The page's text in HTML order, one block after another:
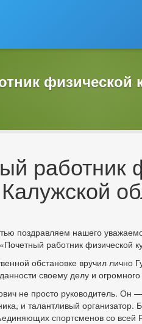
физической
работник
поздравляем нашего
работник физической
обстановке вручил
своему делу и
не просто руководитель. Он
и талантливый организатор.
спортсменов со всей